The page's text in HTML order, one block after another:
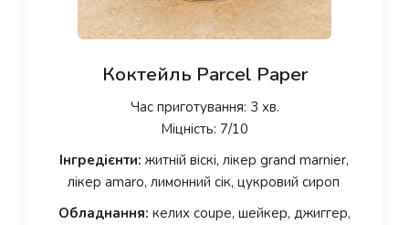
Коктейль Parcel Paper
Час приготування: 3 хв.
Міцність: 7/10
Інгредієнти: житній віскі, лікер grand marnier,
лікер amaro, лимонний сік, цукровий сироп
Обладнання: келих coupe, шейкер, джиггер,